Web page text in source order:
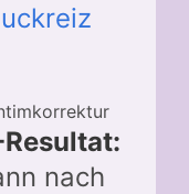
nach